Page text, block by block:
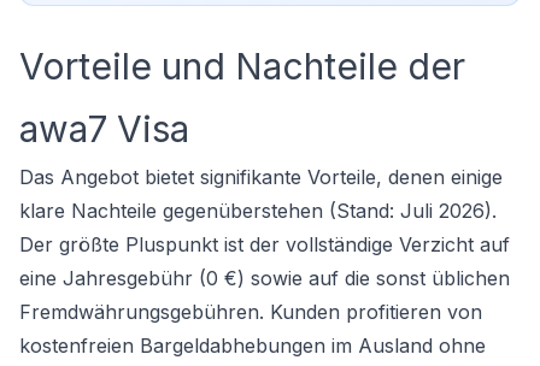
Vorteile und Nachteile der
awa7 Visa
Das Angebot bietet signifikante Vorteile, denen einige
klare Nachteile gegenüberstehen (Stand: Juli 2026).
Der größte Pluspunkt ist der vollständige Verzicht auf
eine Jahresgebühr (0 €) sowie auf die sonst üblichen
Fremdwährungsgebühren. Kunden profitieren von
kostenfreien Bargeldabhebungen im Ausland ohne